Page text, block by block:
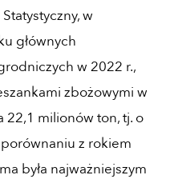
w
głównych
w 2022 r.,
zbożowymi w
22,1 milionów ton, tj. o
z rokiem
była najważniejszym